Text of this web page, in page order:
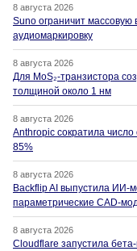
8 августа 2026
Suno ограничит массовую
аудиомаркировку
8 августа 2026
Для MoS₂-транзистора
толщиной около 1 нм
8 августа 2026
Anthropic сократила
85%
8 августа 2026
Backflip AI выпустила ИИ-
параметрические CAD-
8 августа 2026
Cloudflare запустила